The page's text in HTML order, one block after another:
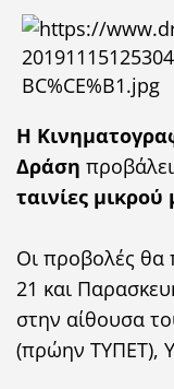
Η
Δράση
ταινίες
Οι προβολές θα
21 και
στην αίθουσα
(πρώην ΤΥΠΕΤ),